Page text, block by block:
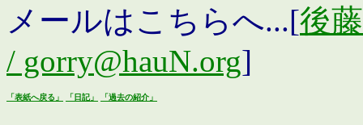
メールはこちらへ...[後
/ gorry@hauN.org]
「表紙へ戻る」 「日記」 「過去の紹介」